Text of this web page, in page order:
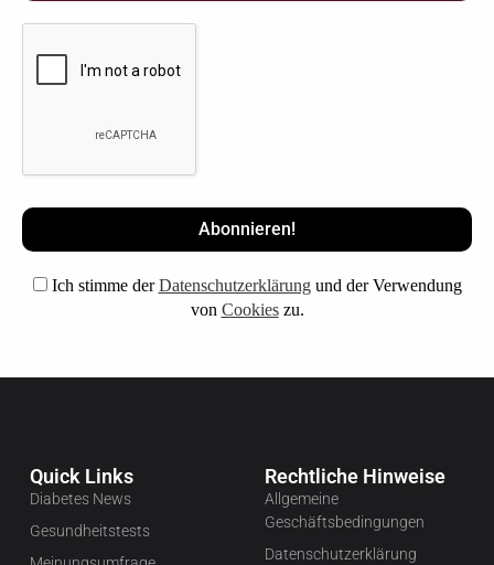
Ich stimme derDatenschutzerklärungund der Verwendung
von Cookieszu.
Quick Links
Diabetes News
Gesundheitstests
Rechtliche Hinweise
Allgemeine
Geschäftsbedingungen
Datenschutzerklärung